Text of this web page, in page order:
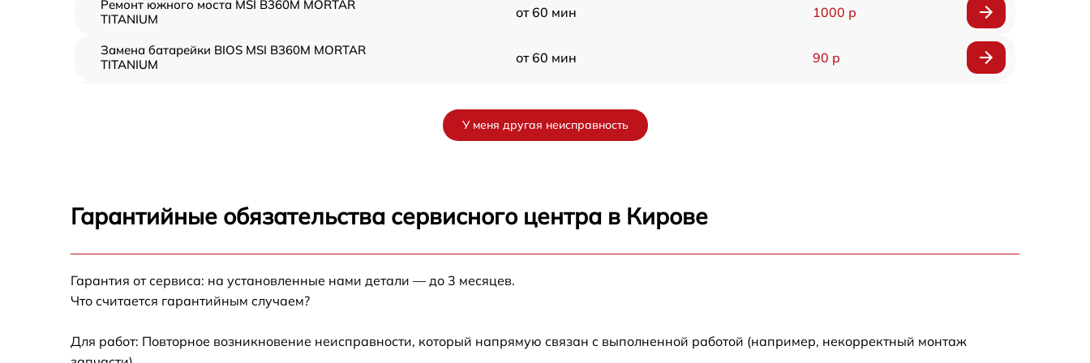
Ремонт южного моста MSI B360M MORTAR
TITANIUM
от 60 мин 1000 р
Замена батарейки BIOS MSI B360M MORTAR
TITANIUM
от 60 мин 90 р
У меня другая неисправность
Гарантийные обязательства сервисного центра в Кирове
Гарантия от сервиса: на установленные нами детали — до 3 месяцев.
Что считается гарантийным случаем?
Для работ: Повторное возникновение неисправности, который напрямую связан с выполненной работой (например, некорректный монтаж